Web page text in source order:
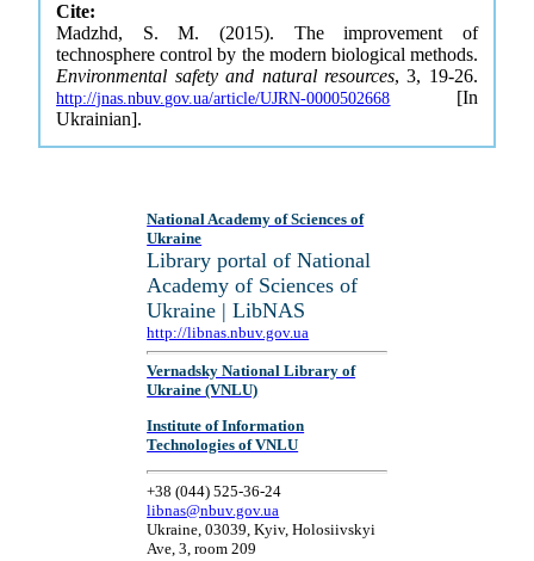
Cite:
Madzhd, S. M. (2015). The improvement of
technosphere control by the modern biological methods.
Environmental safety and natural resources, 3, 19-26.
http://jnas.nbuv.gov.ua/article/UJRN-0000502668 [In
Ukrainian].
National Academy of Sciences of
Ukraine
Library portal of National
Academy of Sciences of
Ukraine | LibNAS
http://libnas.nbuv.gov.ua
Vernadsky National Library of
Ukraine (VNLU)
Institute of Information
Technologies of VNLU
+38 (044) 525-36-24
libnas@nbuv.gov.ua
Ukraine, 03039, Kyiv, Holosiivskyi
Ave, 3, room 209